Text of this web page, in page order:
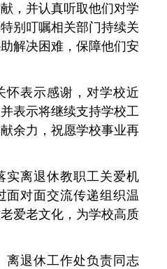
，并认真听取他们对学
别叮嘱相关部门持续关
解决困难，保障他们安
怀表示感谢，对学校近
表示将继续支持学校工
余力，祝愿学校事业再
实离退休教职工关爱机
面对面交流传递组织温
爱老文化，为学校高质
离退休工作处负责同志